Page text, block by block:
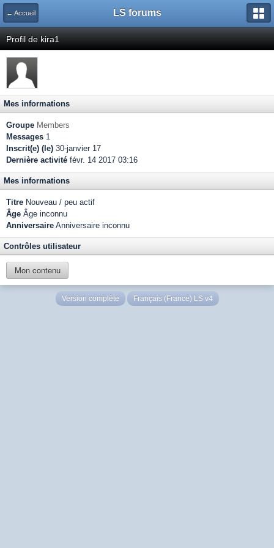
← Accueil LS forums
Profil de kira1
Mes informations
Groupe Members
Messages 1
Inscrit(e) (le) 30-janvier 17
Dernière activité févr. 14 2017 03:16
Mes informations
Titre Nouveau / peu actif
Âge Âge inconnu
Anniversaire Anniversaire inconnu
Contrôles utilisateur
Mon contenu
Version complète Français (France) LS v4